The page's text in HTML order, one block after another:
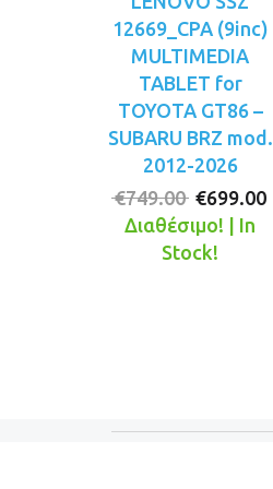
12669_CPA (9inc)
MULTIMEDIA
TABLET for
TOYOTA GT86 –
SUBARU BRZ mod.
2012-2026
€749.00 Original
price
was:
€699.00
Διαθέσιμο! | In
Stock!